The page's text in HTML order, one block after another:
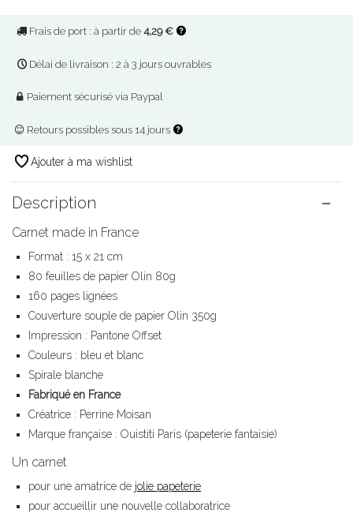
Frais de port : à partir de 4,29 €
Délai de livraison : 2 à 3 jours ouvrables
Paiement sécurisé via Paypal
Retours possibles sous 14 jours
Ajouter à ma wishlist
Description
Carnet made in France
Format : 15 x 21 cm
80 feuilles de papier Olin 80g
160 pages lignées
Couverture souple de papier Olin 350g
Impression : Pantone Offset
Couleurs : bleu et blanc
Spirale blanche
Fabriqué en France
Créatrice : Perrine Moisan
Marque française : Ouistiti Paris (papeterie fantaisie)
Un carnet
pour une amatrice de jolie papeterie
pour accueillir une nouvelle collaboratrice